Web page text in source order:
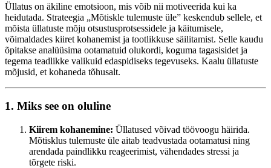
Üllatus on äkiline emotsioon, mis võib nii motiveerida kui ka
heidutada. Strateegia „Mõtiskle tulemuste üle” keskendub sellele, et
mõista üllatuste mõju otsustusprotsessidele ja käitumisele,
võimaldades kiiret kohanemist ja tootlikkuse säilitamist. Selle kaudu
õpitakse analüüsima ootamatuid olukordi, koguma tagasisidet ja
tegema teadlikke valikuid edaspidiseks tegevuseks. Kaalu üllatuste
mõjusid, et kohaneda tõhusalt.
1. Miks see on oluline
Kiirem kohanemine: Üllatused võivad töövoogu häirida.
Mõtisklus tulemuste üle aitab teadvustada ootamatusi ning
arendada paindlikku reageerimist, vähendades stressi ja
tõrgete riski.